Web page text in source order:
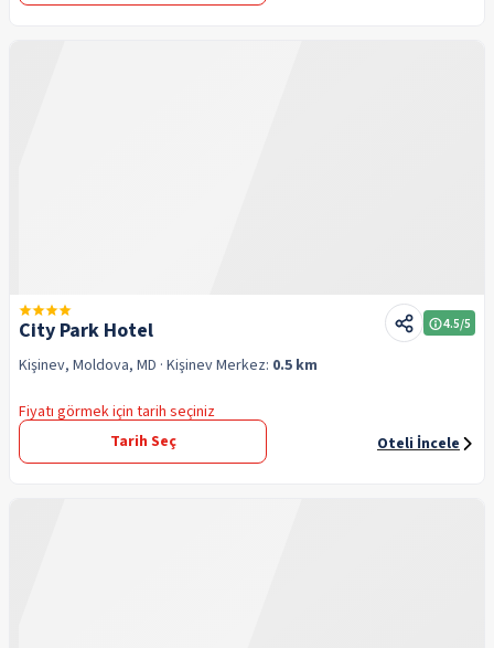
City Park Hotel 4.5/5
Kişinev, Moldova, MD · KişinevMerkez: 0.5 km
Fiyatı görmek için tarih seçiniz
Tarih Seç
Oteli İncele